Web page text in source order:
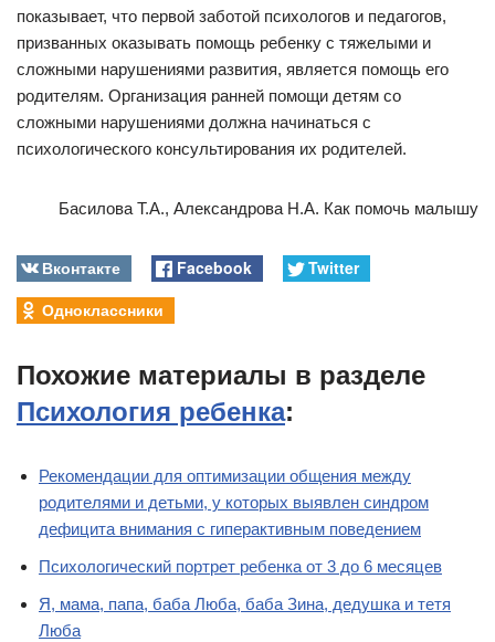
показывает, что первой заботой психологов и педагогов,
призванных оказывать помощь ребенку с тяжелыми и
сложными нарушениями развития, является помощь его
родителям. Организация ранней помощи детям со
сложными нарушениями должна начинаться с
психологического консультирования их родителей.
Басилова Т.А., Александрова Н.А. Как помочь малышу
Вконтакте Facebook
Twitter
Одноклассники
Похожие материалы в разделе
Психология ребенка:
Рекомендации для оптимизации общения между
родителями и детьми, у которых выявлен синдром
дефицита внимания с гиперактивным поведением
Психологический портрет ребенка от 3 до 6 месяцев
Я, мама, папа, баба Люба, баба Зина, дедушка и тетя
Люба